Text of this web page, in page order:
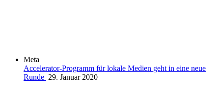
Meta
Accelerator-Programm für lokale Medien geht in eine neue
Runde 29. Januar 2020